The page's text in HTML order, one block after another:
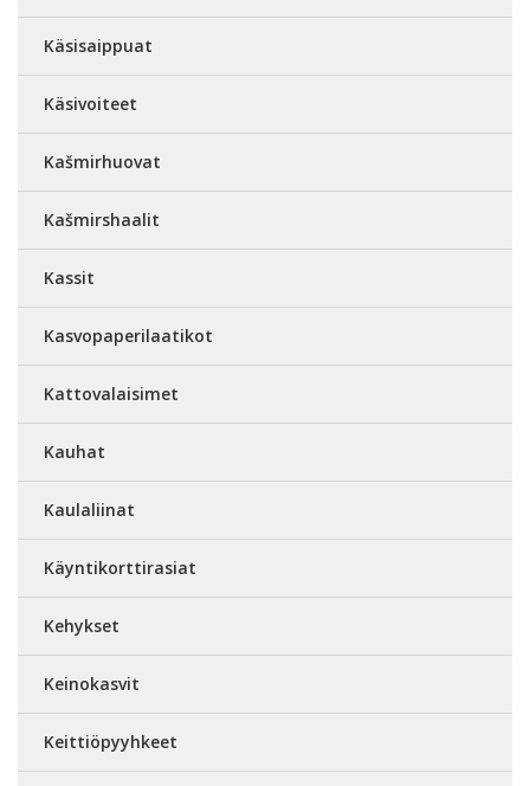
Käsisaippuat
Käsivoiteet
Kašmirhuovat
Kašmirshaalit
Kassit
Kasvopaperilaatikot
Kattovalaisimet
Kauhat
Kaulaliinat
Käyntikorttirasiat
Kehykset
Keinokasvit
Keittiöpyyhkeet